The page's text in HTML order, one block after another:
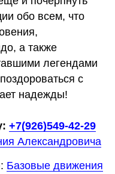
обо всем, что
а также
легендами
с
надежды!
+7(926)549-42-29
Александровича
Базовые движения